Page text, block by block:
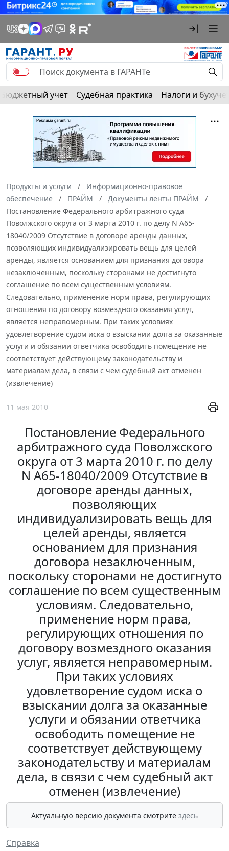
Бюджетный учет Судебная практика Налоги и
Продукты и услуги
Информационно-правовое
обеспечение
ПРАЙМ
Документы ленты ПРАЙМ
Постановление Федерального арбитражного суда
Поволжского округа от 3 марта 2010 г. по делу N А65-
18040/2009 Отсутствие в договоре аренды данных,
позволяющих индивидуализировать вещь для целей
аренды, является основанием для признания договора
незаключенным, поскольку сторонами не достигнуто
соглашение по всем существенным условиям.
Следовательно, применение норм права, регулирующих
отношения по договору возмездного оказания услуг,
является неправомерным. При таких условиях
удовлетворение судом иска о взыскании долга за оказанные
услуги и обязании ответчика освободить помещение не
соответствует действующему законодательству и
материалам дела, в связи с чем судебный акт отменен
(извлечение)
11 мая 2010
Постановление Федерального
арбитражного суда Поволжского
округа от 3 марта 2010 г. по делу
N А65-18040/2009 Отсутствие в
договоре аренды данных,
позволяющих
индивидуализировать вещь для
целей аренды, является
основанием для признания
договора незаключенным,
поскольку сторонами не достигнуто
соглашение по всем существенным
условиям. Следовательно,
применение норм права,
регулирующих отношения по
договору возмездного оказания
услуг, является неправомерным.
При таких условиях
удовлетворение судом иска о
взыскании долга за оказанные
услуги и обязании ответчика
освободить помещение не
соответствует действующему
законодательству и материалам
дела, в связи с чем судебный акт
отменен (извлечение)
Актуальную версию документа смотрите здесь
Справка